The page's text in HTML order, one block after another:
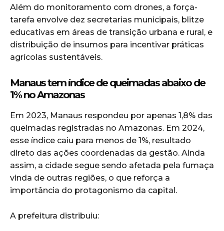
Além do monitoramento com drones, a força-
tarefa envolve dez secretarias municipais, blitze
educativas em áreas de transição urbana e rural, e
distribuição de insumos para incentivar práticas
agrícolas sustentáveis.
Manaus tem índice de queimadas abaixo de
1% no Amazonas
Em 2023, Manaus respondeu por apenas 1,8% das
queimadas registradas no Amazonas. Em 2024,
esse índice caiu para menos de 1%, resultado
direto das ações coordenadas da gestão. Ainda
assim, a cidade segue sendo afetada pela fumaça
vinda de outras regiões, o que reforça a
importância do protagonismo da capital.
A prefeitura distribuiu: